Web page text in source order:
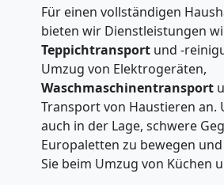
Für einen vollständigen
bieten wir Dienstleistungen
Teppichtransport und -
Umzug von Elektrogeräten,
Waschmaschinentransport
Transport von Haustieren an.
auch in der Lage, schwere
Europaletten zu bewegen
Sie beim Umzug von Küchen
Beiladung
International
Internationaler
Umzug